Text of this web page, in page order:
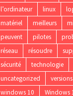
l’ordinateur
linux
matériel
meilleurs
peuvent
pilotes
réseau
résoudre
sécurité
technologie
uncategorized
versions
windows 10
Windows